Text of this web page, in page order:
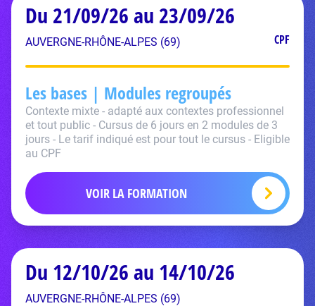
Du 21/09/26 au 23/09/26
AUVERGNE-RHÔNE-ALPES (69) CPF
Les bases | Modules regroupés
Contexte mixte - adapté aux contextes professionnel
et tout public - Cursus de 6 jours en 2 modules de 3
jours - Le tarif indiqué est pour tout le cursus - Eligible
au CPF
VOIR LA FORMATION
Du 12/10/26 au 14/10/26
AUVERGNE-RHÔNE-ALPES (69)